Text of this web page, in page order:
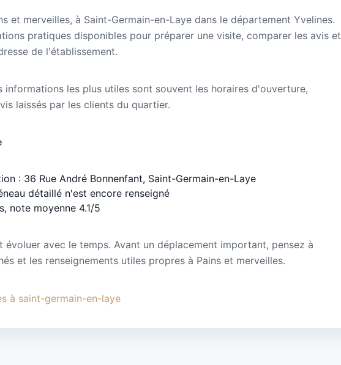
et merveilles, à Saint-Germain-en-Laye dans le département Yvelines.
pratiques disponibles pour préparer une visite, comparer les avis et
de l'établissement.
informations les plus utiles sont souvent les horaires d'ouverture,
laissés par les clients du quartier.
: 36 Rue André Bonnenfant, Saint-Germain-en-Laye
détaillé n'est encore renseigné
note moyenne 4.1/5
évoluer avec le temps. Avant un déplacement important, pensez à
et les renseignements utiles propres à Pains et merveilles.
à saint-germain-en-laye